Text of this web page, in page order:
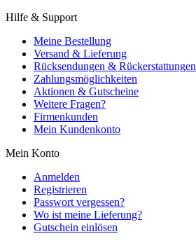
Hilfe & Support
Meine Bestellung
Versand & Lieferung
Rücksendungen & Rückerstattungen
Zahlungsmöglichkeiten
Aktionen & Gutscheine
Weitere Fragen?
Firmenkunden
Mein Kundenkonto
Mein Konto
Anmelden
Registrieren
Passwort vergessen?
Wo ist meine Lieferung?
Gutschein einlösen